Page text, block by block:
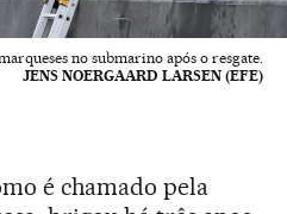
no submarino após o resgate.
JENS NOERGAARD LARSEN (EFE)
é chamado pela